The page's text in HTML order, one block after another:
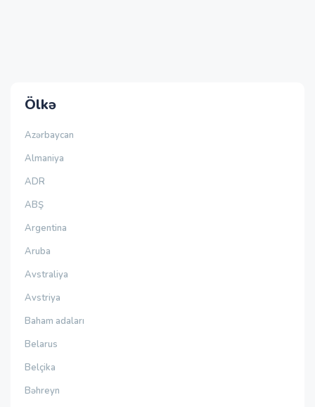
Ölkə
Azərbaycan
Almaniya
ADR
ABŞ
Argentina
Aruba
Avstraliya
Avstriya
Baham adaları
Belarus
Belçika
Bəhreyn